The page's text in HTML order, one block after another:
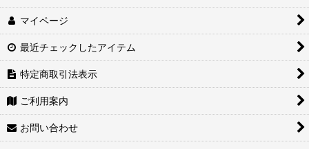
マイページ
最近チェックしたアイテム
特定商取引法表示
ご利用案内
お問い合わせ